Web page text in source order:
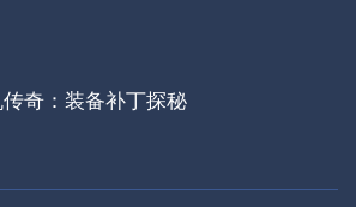
奇：装备补丁探秘